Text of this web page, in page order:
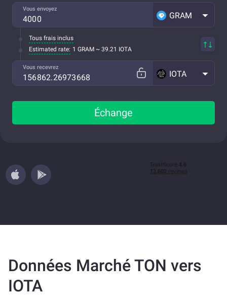
Vous envoyez
GRAM
Tous frais inclus
Estimated rate: 1 GRAM ~ 39.21 IOTA
Vous recevrez
IOTA
Échange
Données Marché TON vers
IOTA